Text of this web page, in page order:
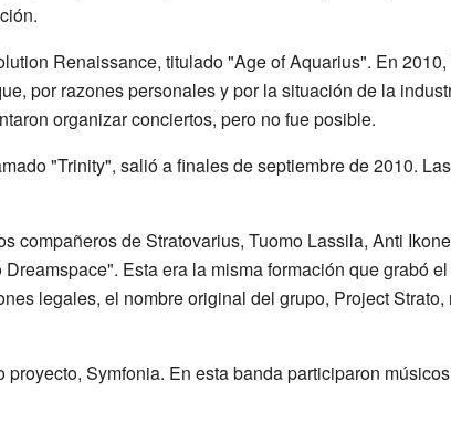
Renaissance, titulado "Age of Aquarius". En
por razones personales y por la situación de la
organizar conciertos, pero no fue posible.
"Trinity", salió a finales de septiembre de 2010.
compañeros de Stratovarius, Tuomo Lassila, Anti
Esta era la misma formación que grabó
legales, el nombre original del grupo, Project Strato,
Symfonia. En esta banda participaron